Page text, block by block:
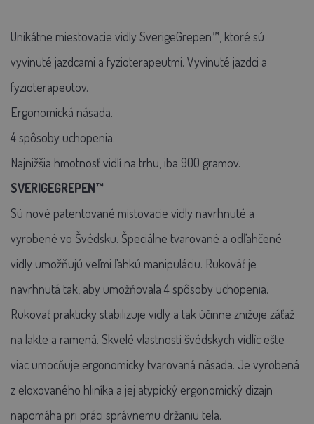
Unikátne miestovacie vidly SverigeGrepen™, ktoré sú
vyvinuté jazdcami a fyzioterapeutmi. Vyvinuté jazdci a
fyzioterapeutov.
Ergonomická násada.
4 spôsoby uchopenia.
Najnižšia hmotnosť vidlí na trhu, iba 900 gramov.
SVERIGEGREPEN™
Sú nové patentované mistovacie vidly navrhnuté a
vyrobené vo Švédsku. Špeciálne tvarované a odľahčené
vidly umožňujú veľmi ľahkú manipuláciu. Rukoväť je
navrhnutá tak, aby umožňovala 4 spôsoby uchopenia.
Rukoväť prakticky stabilizuje vidly a tak účinne znižuje záťaž
na lakte a ramená. Skvelé vlastnosti švédskych vidlíc ešte
viac umocňuje ergonomicky tvarovaná násada. Je vyrobená
z eloxovaného hliníka a jej atypický ergonomický dizajn
napomáha pri práci správnemu držaniu tela.